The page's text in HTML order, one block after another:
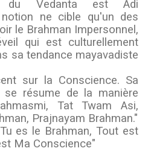
du Vedanta est Adi
notion ne cible qu'un des
le Brahman Impersonnel,
qui est culturellement
sa tendance mayavadiste
sur la Conscience. Sa
se résume de la manière
Tat Twam Asi,
Prajnayam Brahman."
es le Brahman, Tout est
Ma Conscience"